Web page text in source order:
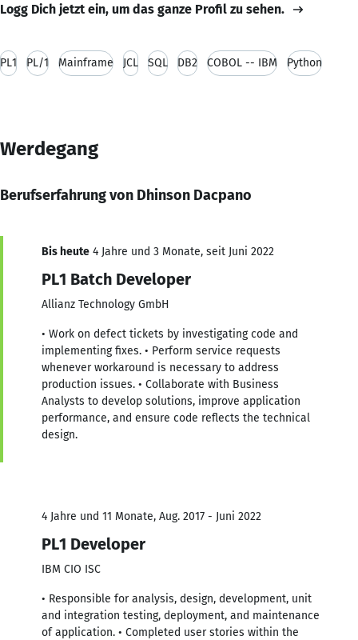
Logg Dich jetzt ein, um das ganze Profil zu sehen.
PL1 PL/1 Mainframe JCL SQL DB2 COBOL -- IBM Python
Werdegang
Berufserfahrung von Dhinson Dacpano
Bis heute 4 Jahre und 3 Monate, seit Juni 2022
PL1 Batch Developer
Allianz Technology GmbH
• Work on defect tickets by investigating code and
implementing fixes. • Perform service requests
whenever workaround is necessary to address
production issues. • Collaborate with Business
Analysts to develop solutions, improve application
performance, and ensure code reflects the technical
design.
4 Jahre und 11 Monate, Aug. 2017 - Juni 2022
PL1 Developer
IBM CIO ISC
• Responsible for analysis, design, development, unit
and integration testing, deployment, and maintenance
of application. • Completed user stories within the